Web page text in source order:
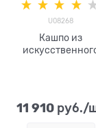
U08268
Кашпо из
11 910 руб./